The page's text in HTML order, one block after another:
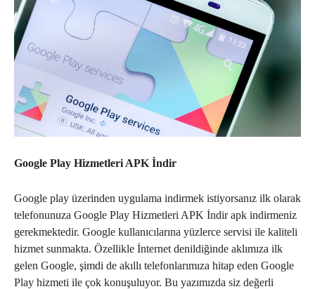
Google Play Hizmetleri APK İndir
Google play üzerinden uygulama indirmek istiyorsanız ilk olarak
telefonunuza Google Play Hizmetleri APK İndir apk indirmeniz
gerekmektedir. Google kullanıcılarına yüzlerce servisi ile kaliteli
hizmet sunmakta. Özellikle İnternet denildiğinde aklımıza ilk
gelen Google, şimdi de akıllı telefonlarımıza hitap eden Google
Play hizmeti ile çok konuşuluyor. Bu yazımızda siz değerli